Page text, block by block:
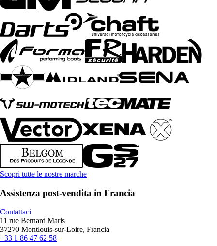
Scopri tutte le nostre marche
Assistenza post-vendita in Francia
Contattaci
11 rue Bernard Maris
37270 Montlouis-sur-Loire, Francia
+33 1 86 47 62 58